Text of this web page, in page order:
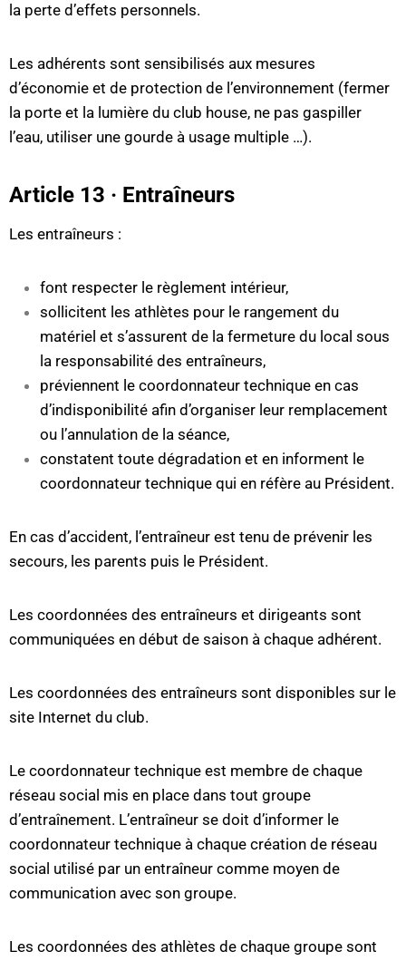
la perte d’effets personnels.
Les adhérents sont sensibilisés aux mesures
d’économie et de protection de l’environnement (fermer
la porte et la lumière du club house, ne pas gaspiller
l’eau, utiliser une gourde à usage multiple …).
Article 13 · Entraîneurs
Les entraîneurs :
font respecter le règlement intérieur,
sollicitent les athlètes pour le rangement du
matériel et s’assurent de la fermeture du local sous
la responsabilité des entraîneurs,
préviennent le coordonnateur technique en cas
d’indisponibilité afin d’organiser leur remplacement
ou l’annulation de la séance,
constatent toute dégradation et en informent le
coordonnateur technique qui en réfère au Président.
En cas d’accident, l’entraîneur est tenu de prévenir les
secours, les parents puis le Président.
Les coordonnées des entraîneurs et dirigeants sont
communiquées en début de saison à chaque adhérent.
Les coordonnées des entraîneurs sont disponibles sur le
site Internet du club.
Le coordonnateur technique est membre de chaque
réseau social mis en place dans tout groupe
d’entraînement. L’entraîneur se doit d’informer le
coordonnateur technique à chaque création de réseau
social utilisé par un entraîneur comme moyen de
communication avec son groupe.
Les coordonnées des athlètes de chaque groupe sont